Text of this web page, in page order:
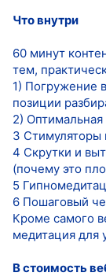
Что внутри
60 минут
тем,
1) Погружение
позиции
2)
3 Стимуляторы
4 Скрутки и
(почему это
5
6 Пошаговый
Кроме самого
медитация для
В стоимость